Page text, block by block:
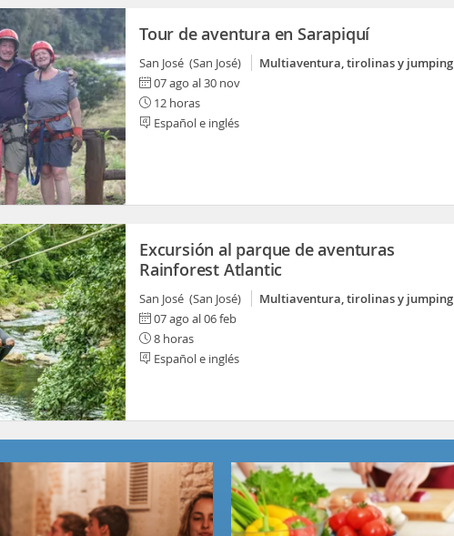
Tour de aventura en Sarapiquí
San José (San José)
Multiaventura, tirolinas y jumping
07 ago al 30 nov
12 horas
Español e inglés
Excursión al parque de aventuras
Rainforest Atlantic
San José (San José)
Multiaventura, tirolinas y jumping
07 ago al 06 feb
8 horas
Español e inglés